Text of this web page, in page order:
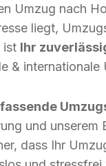
Umzug nach
liegt,
ist Ihr
& internationale
und unserem
dass Ihr